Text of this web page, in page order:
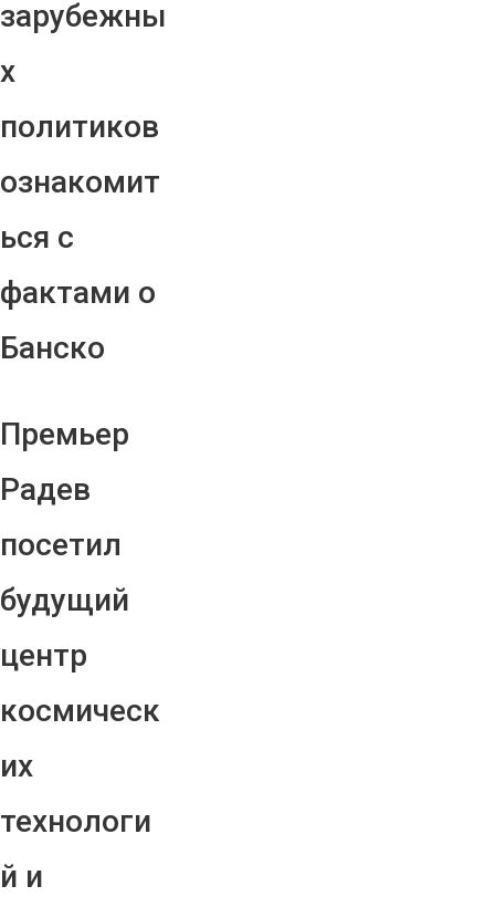
зарубежны
х
политиков
ознакомит
ься с
фактами о
Банско
Премьер
Радев
посетил
будущий
центр
космическ
их
технологи
й и